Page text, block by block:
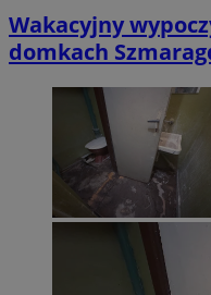
Wakacyjny
domkach